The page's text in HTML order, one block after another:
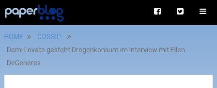
HOME
GOSSIP
Demi Lovato gesteht Drogenkonsum im Interview mit Ellen
DeGeneres